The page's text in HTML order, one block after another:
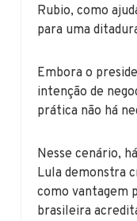
Rubio, como
para uma
Embora o
intenção de
prática não há
Nesse cenário,
Lula demonstra
como vantagem
brasileira